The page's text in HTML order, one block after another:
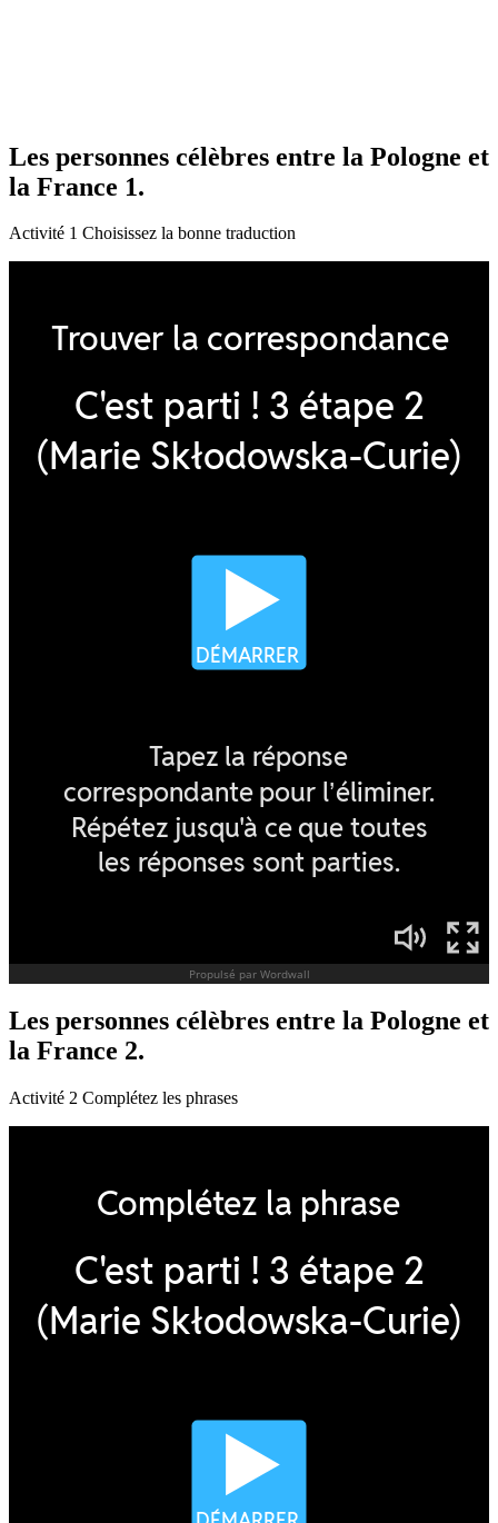
Les personnes célèbres entre la Pologne et
la France 1.
Activité 1 Choisissez la bonne traduction
Les personnes célèbres entre la Pologne et
la France 2.
Activité 2 Complétez les phrases